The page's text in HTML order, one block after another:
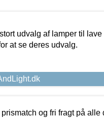
udvalg af lamper til lave
at se deres udvalg.
og fri fragt på alle